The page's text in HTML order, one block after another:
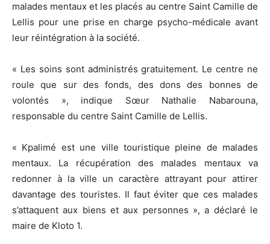
malades mentaux et les placés au centre Saint Camille de
Lellis pour une prise en charge psycho-médicale avant
leur réintégration à la société.
« Les soins sont administrés gratuitement. Le centre ne
roule que sur des fonds, des dons des bonnes de
volontés », indique Sœur Nathalie Nabarouna,
responsable du centre Saint Camille de Lellis.
« Kpalimé est une ville touristique pleine de malades
mentaux. La récupération des malades mentaux va
redonner à la ville un caractère attrayant pour attirer
davantage des touristes. Il faut éviter que ces malades
s’attaquent aux biens et aux personnes », a déclaré le
maire de Kloto 1.